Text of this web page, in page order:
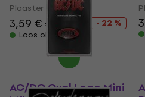
Plaaster / märk
3,59 €4,59 €
- 22 %
Laos olemas
AC/DC Oval Logo Mini